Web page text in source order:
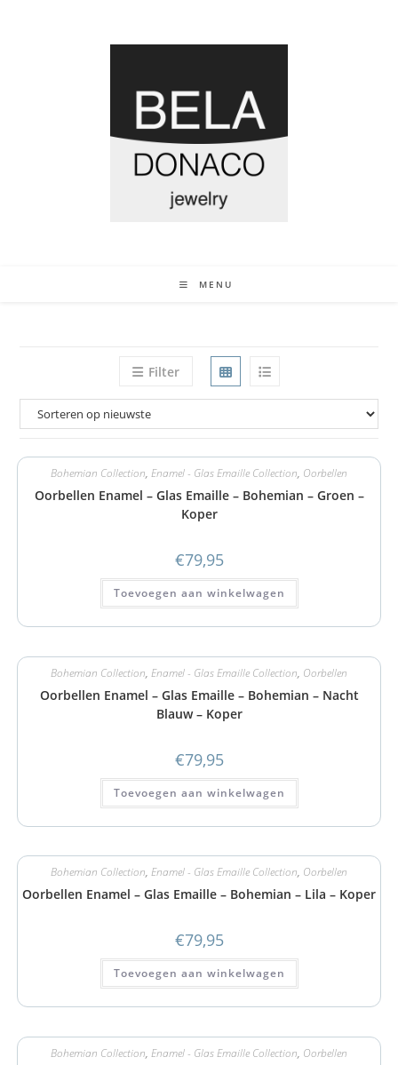
MENU
Filter
Bohemian Collection, Enamel - Glas Emaille Collection, Oorbellen
Oorbellen Enamel – Glas Emaille – Bohemian – Groen –
Koper
€79,95
Toevoegen aan winkelwagen
Bohemian Collection, Enamel - Glas Emaille Collection, Oorbellen
Oorbellen Enamel – Glas Emaille – Bohemian – Nacht
Blauw – Koper
€79,95
Toevoegen aan winkelwagen
Bohemian Collection, Enamel - Glas Emaille Collection, Oorbellen
Oorbellen Enamel – Glas Emaille – Bohemian – Lila – Koper
€79,95
Toevoegen aan winkelwagen
Bohemian Collection, Enamel - Glas Emaille Collection, Oorbellen